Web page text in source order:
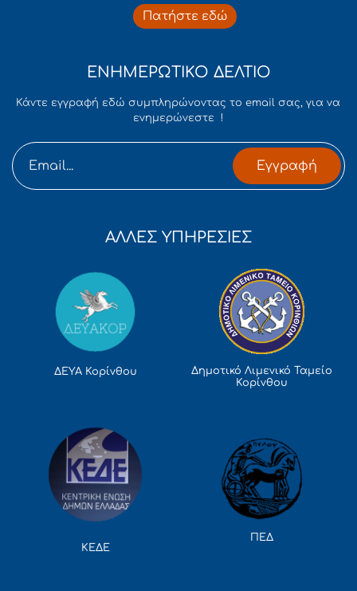
Πατήστε εδώ
ΕΝΗΜΕΡΩΤΙΚΟ ΔΕΛΤΙΟ
Κάντε εγγραφή εδώ συμπληρώνοντας το email σας, για να
ενημερώνεστε !
Εγγραφή
ΑΛΛΕΣ ΥΠΗΡΕΣΙΕΣ
ΔΕΥΑ Κορίνθου
Δημοτικό Λιμενικό Ταμείο
Κορίνθου
ΚΕΔΕ
ΠΕΔ